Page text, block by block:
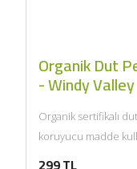
Organik Dut
- Windy Valley
Organik sertifikalı
koruyucu madde